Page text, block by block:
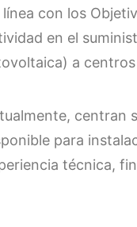
línea con los
en el
a centros
centran
para
técnica,